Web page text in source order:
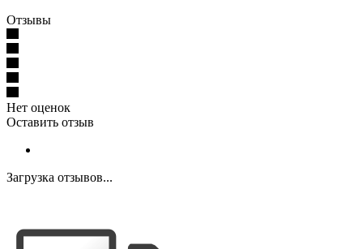
Отзывы
Нет оценок
Оставить отзыв
Загрузка отзывов...